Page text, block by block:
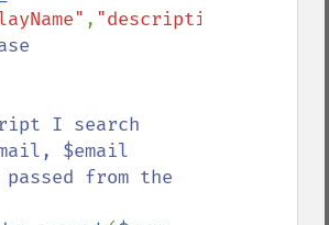
, "description"
I search
$email
from the